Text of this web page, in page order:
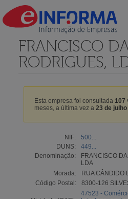
FRANCISCO
RODRIGUES,
Esta empresa foi consultada 107
meses, a última vez a 23 de
NIF:
500...
DUNS:
449...
Denominação:
FRANCISCO
LDA
Morada:
RUA CÂNDIDO
Código Postal:
8300-126
47523 -